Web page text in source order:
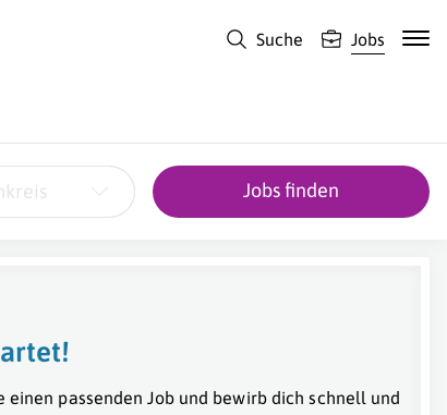
Suche Jobs
Jobs finden
einen passenden Job und bewirb dich schnell und